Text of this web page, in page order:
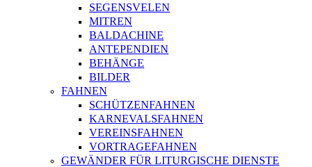
SEGENSVELEN
MITREN
BALDACHINE
ANTEPENDIEN
BEHÄNGE
BILDER
FAHNEN
SCHÜTZENFAHNEN
KARNEVALSFAHNEN
VEREINSFAHNEN
VORTRAGEFAHNEN
GEWÄNDER FÜR LITURGISCHE DIENSTE